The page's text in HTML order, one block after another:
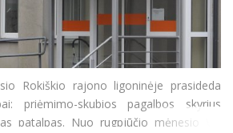
Rokiškio rajono ligoninėje prasideda
priėmimo-skubios pagalbos skyrius
patalpas. Nuo rugpjūčio mėnesio VšĮ